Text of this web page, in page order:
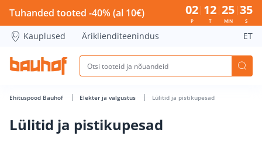
Lülitid ja pistikupesad - Bauhof has loaded
Tuhanded tooted -40% (al 10€) 02
P
12
T
25
MIN
34
S
Kauplused Äriklienditeenindus ET
Ehituspood Bauhof Elekter ja valgustus Lülitid ja pistikupesad
Lülitid ja pistikupesad